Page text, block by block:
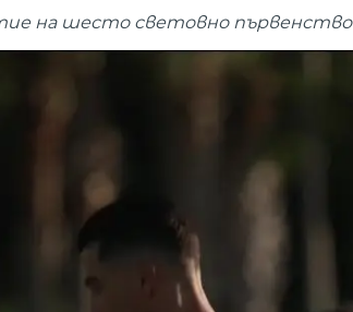
на шесто световно първенство